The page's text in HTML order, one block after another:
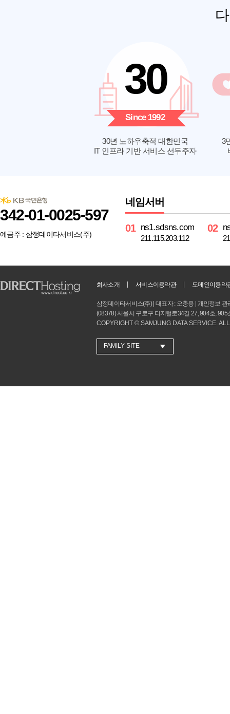
30
Since 1992
30년 노하우축적 대한민국
IT 인프라 기반 서비스 선두주자
3
342-01-0025-597
예금주 : 삼정데이타서비스(주)
네임서버
ns1.sdsns.com
211.115.203.112
회사소개 서비스이용약관 도메인이용약
삼정데이타서비스(주) | 대표자 : 오충용 | 개인정보
(08378) 서울시 구로구 디지털로34길 27, 904호,
COPYRIGHT © SAMJUNG DATA SERVICE.
FAMILY SITE